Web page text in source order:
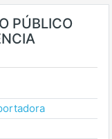
PÚBLICO